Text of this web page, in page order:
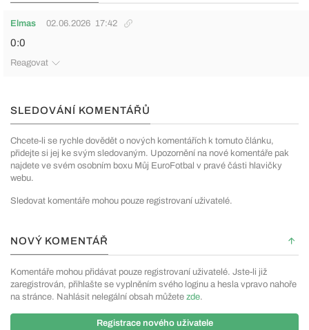
Elmas 02.06.2026 17:42
0:0
Reagovat
SLEDOVÁNÍ KOMENTÁŘŮ
Chcete-li se rychle dovědět o nových komentářích k tomuto článku,
přidejte si jej ke svým sledovaným. Upozornění na nové komentáře pak
najdete ve svém osobním boxu Můj EuroFotbal v pravé části hlavičky
webu.
Sledovat komentáře mohou pouze registrovaní uživatelé.
NOVÝ KOMENTÁŘ
Komentáře mohou přidávat pouze registrovaní uživatelé. Jste-li již
zaregistrován, přihlašte se vyplněním svého loginu a hesla vpravo nahoře
na stránce. Nahlásit nelegální obsah můžete zde.
Registrace nového uživatele